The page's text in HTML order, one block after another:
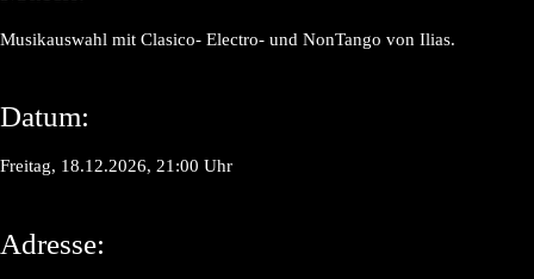
Musikauswahl mit Clasico- Electro- und NonTango von Ilias.
Datum:
Freitag, 18.12.2026, 21:00 Uhr
Adresse: